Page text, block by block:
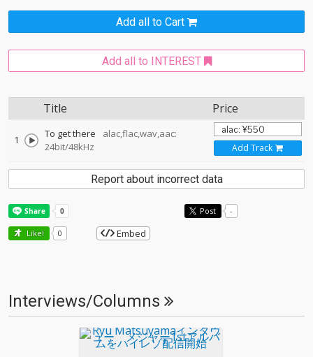
Add all to Cart
Add all to INTEREST
Title Price
1 To get there
alac,flac,wav,aac:
24bit/48kHz
Add Track
Report about incorrect data
Post -
Like! 0 Embed
Interviews/Columns